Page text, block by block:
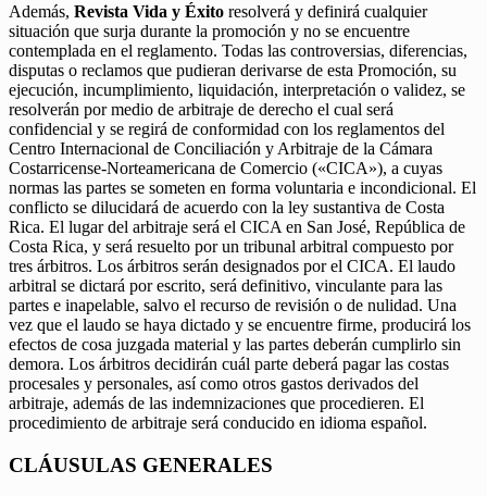
Además, Revista Vida y Éxito resolverá y definirá cualquier
situación que surja durante la promoción y no se encuentre
contemplada en el reglamento. Todas las controversias, diferencias,
disputas o reclamos que pudieran derivarse de esta Promoción, su
ejecución, incumplimiento, liquidación, interpretación o validez, se
resolverán por medio de arbitraje de derecho el cual será
confidencial y se regirá de conformidad con los reglamentos del
Centro Internacional de Conciliación y Arbitraje de la Cámara
Costarricense-Norteamericana de Comercio («CICA»), a cuyas
normas las partes se someten en forma voluntaria e incondicional. El
conflicto se dilucidará de acuerdo con la ley sustantiva de Costa
Rica. El lugar del arbitraje será el CICA en San José, República de
Costa Rica, y será resuelto por un tribunal arbitral compuesto por
tres árbitros. Los árbitros serán designados por el CICA. El laudo
arbitral se dictará por escrito, será definitivo, vinculante para las
partes e inapelable, salvo el recurso de revisión o de nulidad. Una
vez que el laudo se haya dictado y se encuentre firme, producirá los
efectos de cosa juzgada material y las partes deberán cumplirlo sin
demora. Los árbitros decidirán cuál parte deberá pagar las costas
procesales y personales, así como otros gastos derivados del
arbitraje, además de las indemnizaciones que procedieren. El
procedimiento de arbitraje será conducido en idioma español.
CLÁUSULAS GENERALES